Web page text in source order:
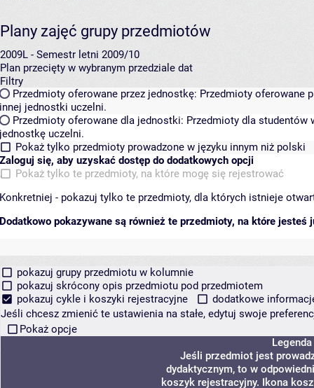
Plany zajęć grupy przedmiotów
2009L - Semestr letni 2009/10
Plan przecięty w wybranym przedziale dat
Filtry
Przedmioty oferowane przez jednostkę: Przedmioty oferowane
innej jednostki uczelni.
Przedmioty oferowane dla jednostki: Przedmioty dla studentów
jednostkę uczelni.
Pokaż tylko przedmioty prowadzone w języku innym niż polski
Zaloguj się, aby uzyskać dostęp do dodatkowych opcji
Pokaż tylko te przedmioty, na które mogę się rejestrować
Konkretniej - pokazuj tylko te przedmioty, dla których istnieje
Dodatkowo pokazywane są również te przedmioty, na które jesteś
pokazuj grupy przedmiotu w kolumnie
pokazuj skrócony opis przedmiotu pod przedmiotem
pokazuj cykle i koszyki rejestracyjne
dodatkowe
Jeśli chcesz zmienić te ustawienia na stałe, edytuj swoje
Pokaż opcje
Legenda
Jeśli przedmiot jest
dydaktycznym, to w
koszyk rejestracyjny. Ikona